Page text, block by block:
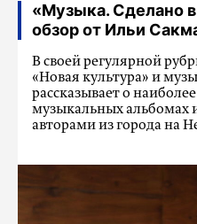
«Музыка. Сделано
обзор от Ильи
В своей регулярной
«Новая культура» и
рассказывает о
музыкальных альбомах
авторами из города на